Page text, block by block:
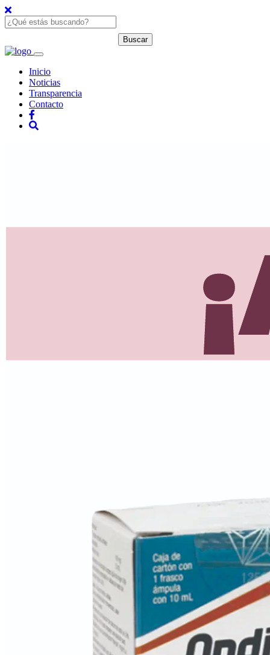
Inicio
Noticias
Transparencia
Contacto